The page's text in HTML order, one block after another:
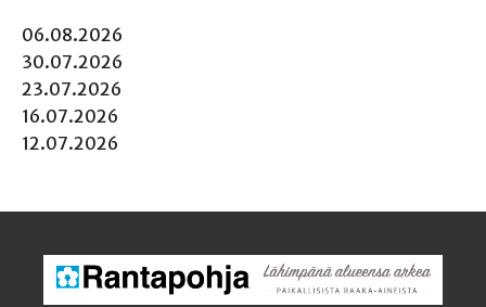
06.08.2026
30.07.2026
23.07.2026
16.07.2026
12.07.2026